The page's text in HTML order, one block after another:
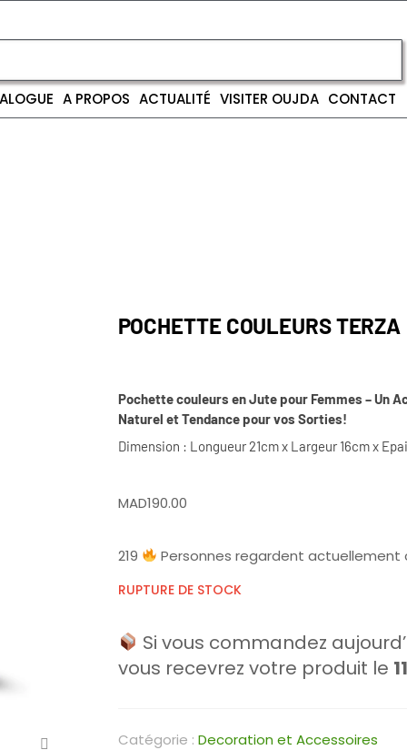
A PROPOS ACTUALITÉ VISITER OUJDA CONTACT
POCHETTE COULEURS TERZA
Pochette couleurs en Jute pour Femmes – Un
Naturel et Tendance pour vos Sorties!
Dimension : Longueur 21cm x Largeur 16cm x
MAD190.00
219 Personnes regardent actuellement
RUPTURE DE STOCK
Si vous commandez
vous recevrez votre produit le
Catégorie : Decoration et Accessoires